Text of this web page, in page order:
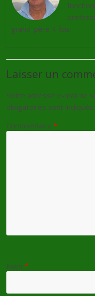
grand-père 4 fois.
Laisser un
Votre adresse e-mail ne
obligatoires sont
Commentaire*
Nom*